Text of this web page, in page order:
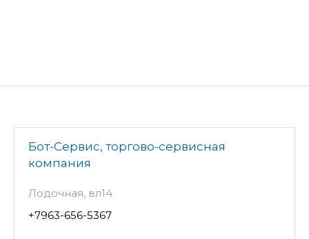
Бот-Сервис, торгово-сервисная
компания
Лодочная, вл14
+7963-656-5367